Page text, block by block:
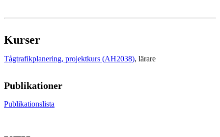
Kurser
Tågtrafikplanering, projektkurs (AH2038), lärare
Publikationer
Publikationslista